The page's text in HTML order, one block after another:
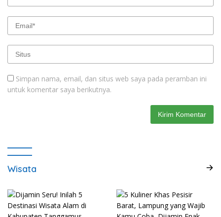
Simpan nama, email, dan situs web saya pada peramban ini
untuk komentar saya berikutnya.
Wisata